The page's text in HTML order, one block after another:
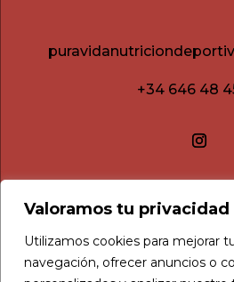
Valoramos tu privacidad
Utilizamos cookies para mejorar
navegación, ofrecer anuncios o
+34 646 48